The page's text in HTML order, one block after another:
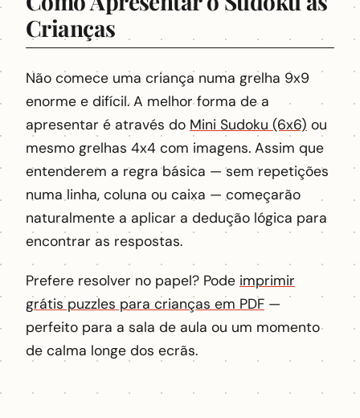
Crianças
Não comece uma criança numa grelha 9x9
enorme e difícil. A melhor forma de a
apresentar é através do Mini Sudoku (6x6) ou
mesmo grelhas 4x4 com imagens. Assim que
entenderem a regra básica — sem repetições
numa linha, coluna ou caixa — começarão
naturalmente a aplicar a dedução lógica para
encontrar as respostas.
Prefere resolver no papel? Pode imprimir
grátis puzzles para crianças em PDF —
perfeito para a sala de aula ou um momento
de calma longe dos ecrãs.